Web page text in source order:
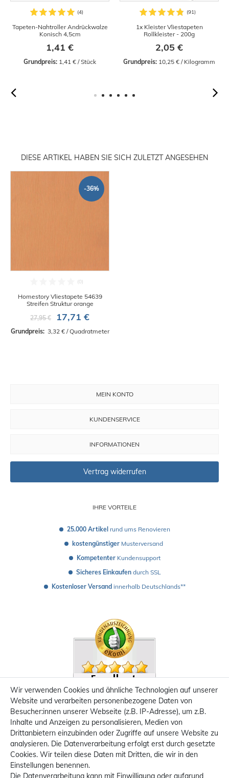
Tapeten-Nahtroller Andrückwalze
Konisch 4,5cm
1,41 €
Grundpreis: 1,41 € / Stück
1x Kleister Vliestapeten
Rollkleister - 200g
2,05 €
Grundpreis: 10,25 € / Kilogramm
DIESE ARTIKEL HABEN SIE SICH ZULETZT ANGESEHEN
-36%
Homestory Vliestapete 54639
Streifen Struktur orange
27,95 €
17,71 €
Grundpreis: 3,32 € / Quadratmeter
IHRE VORTEILE
25.000 Artikel rund ums Renovieren
kostengünstiger Musterversand
Kompetenter Kundensupport
Sicheres Einkaufen durch SSL
Kostenloser Versand innerhalb Deutschlands**
MEIN KONTO
KUNDENSERVICE
INFORMATIONEN
Vertrag widerrufen
Wir verwenden Cookies und ähnliche Technologien auf unserer
Website und verarbeiten personenbezogene Daten von
Besucher:innen unserer Webseite (z.B. IP-Adresse), um z.B.
Inhalte und Anzeigen zu personalisieren, Medien von
Drittanbietern einzubinden oder Zugriffe auf unsere Website zu
analysieren. Die Datenverarbeitung erfolgt erst durch gesetzte
Cookies. Wir teilen diese Daten mit Dritten, die wir in den
Einstellungen benennen.
Die Datenverarbeitung kann mit Einwilligung oder aufgrund